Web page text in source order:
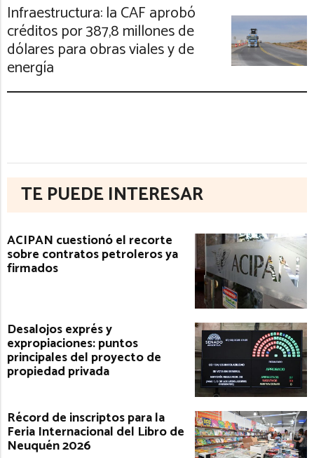
Infraestructura: la CAF aprobó
créditos por 387,8 millones de
dólares para obras viales y de
energía
TE PUEDE INTERESAR
ACIPAN cuestionó el recorte
sobre contratos petroleros ya
firmados
Desalojos exprés y
expropiaciones: puntos
principales del proyecto de
propiedad privada
Récord de inscriptos para la
Feria Internacional del Libro de
Neuquén 2026